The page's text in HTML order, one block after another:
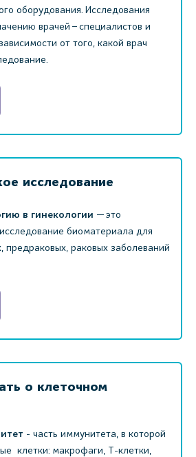
оборудования. Исследования
врачей – специалистов и
от того, какой врач
исследование
в гинекологии — это
биоматериала для
предраковых, раковых заболеваний
о клеточном
- часть иммунитета, в которой
клетки: макрофаги, Т-клетки,